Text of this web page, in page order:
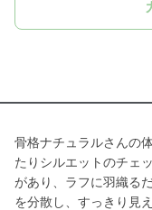
骨格ナチュラルさんの
たりシルエットのチェ
があり、ラフに羽織る
を分散し、すっきり見